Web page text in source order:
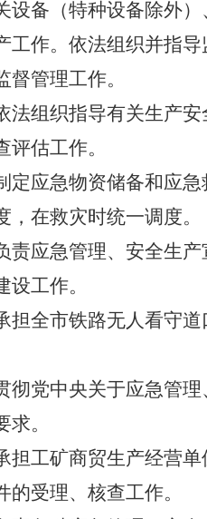
设备（特种设备除外
工作。依法组织并指
管理工作。
组织指导有关生产安
评估工作。
应急物资储备和应急
，在救灾时统一调度。
应急管理、安全生产
工作。
全市铁路无人看守道
中央关于应急管理
。
工矿商贸生产经营单
的受理、核查工作。